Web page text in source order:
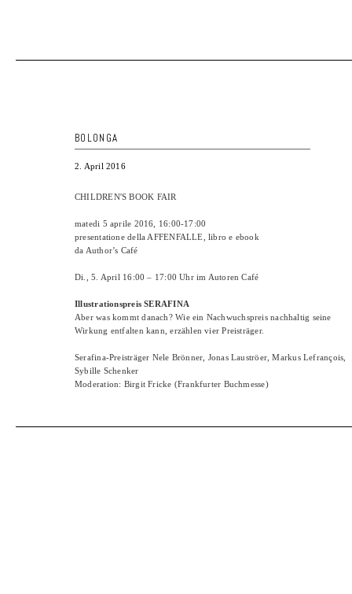
CHILDREN'S BOOK FAIR
matedi 5 aprile 2016, 16:00-17:00
presentatione della AFFENFALLE, libro e ebook
da Author’s Café
Di., 5. April 16:00 – 17:00 Uhr im Autoren Café
Illustrationspreis SERAFINA
Aber was kommt danach? Wie ein Nachwuchspreis nachhaltig seine
Wirkung entfalten kann, erzählen vier Preisträger.
Serafina-Preisträger Nele Brönner, Jonas Lauströer, Markus Lefrançois,
Sybille Schenker
Moderation: Birgit Fricke (Frankfurter Buchmesse)
BOLONGA
2. April 2016